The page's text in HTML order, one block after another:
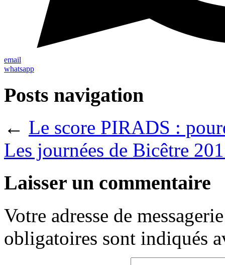
email
whatsapp
Posts navigation
← Le score PIRADS :
Les journées de Bicêtre
Laisser un commentaire
Votre adresse de
obligatoires sont indiqués